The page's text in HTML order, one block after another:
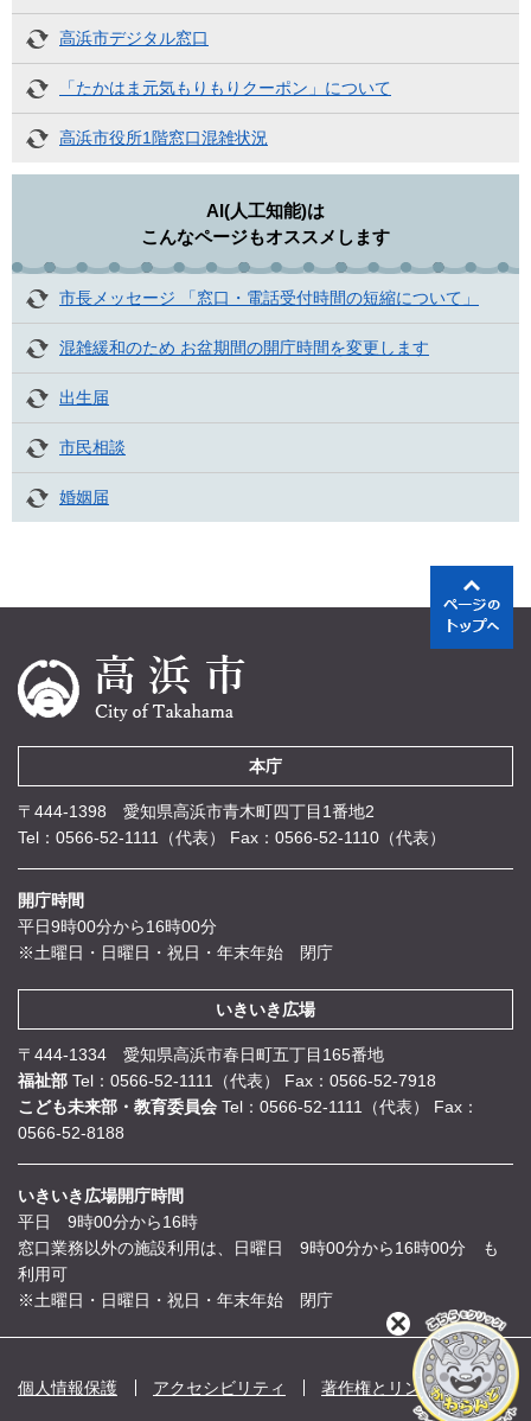
高浜市デジタル窓口
「たかはま元気もりもりクーポン」について
高浜市役所1階窓口混雑状況
AI(人工知能)は
こんなページもオススメします
市長メッセージ 「窓口・電話受付時間の短縮について」
混雑緩和のため お盆期間の開庁時間を変更します
出生届
市民相談
婚姻届
本庁
〒444-1398 愛知県高浜市青木町四丁目1番地2
Tel：0566-52-1111（代表）
Fax：0566-52-1110（代表）
開庁時間
平日9時00分から16時00分
※土曜日・日曜日・祝日・年末年始 閉庁
いきいき広場
〒444-1334 愛知県高浜市春日町五丁目165番地
福祉部 Tel：0566-52-1111（代表）
Fax：0566-52-7918
こども未来部・教育委員会 Tel：0566-52-1111（代表）
Fax：
0566-52-8188
いきいき広場開庁時間
平日 9時00分から16時
窓口業務以外の施設利用は、日曜日 9時00分から16時00分 も
利用可
※土曜日・日曜日・祝日・年末年始 閉庁
個人情報保護 アクセシビリティ 著作権とリンク
閉